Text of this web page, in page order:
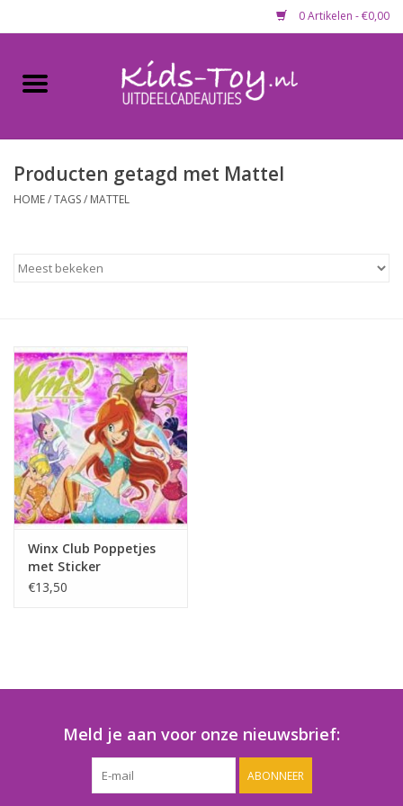
0 Artikelen - €0,00
Home
Gevulde capsules & mixen
Maandaanbieding
Lege capsules
Speelgoedautomaten
Speelgoedpakketten
Gevulde capsules & mixen
Klein speelgoed
Producten getagd met Mattel
HOME/TAGS/ MATTEL
Winx Club Poppetjes
met Sticker
€13,50
Meld je aan voor onze nieuwsbrief:
ABONNEER